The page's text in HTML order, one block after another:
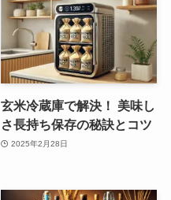
玄米冷蔵庫で解決！ 美味し
さ長持ち保存の秘訣とコツ
2025年2月28日